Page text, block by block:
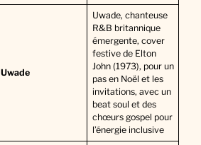
Uwade
Uwade, chanteuse
R&B britannique
émergente, cover
festive de Elton
John (1973), pour un
pas en Noël et les
invitations, avec un
beat soul et des
chœurs gospel pour
l’énergie inclusive